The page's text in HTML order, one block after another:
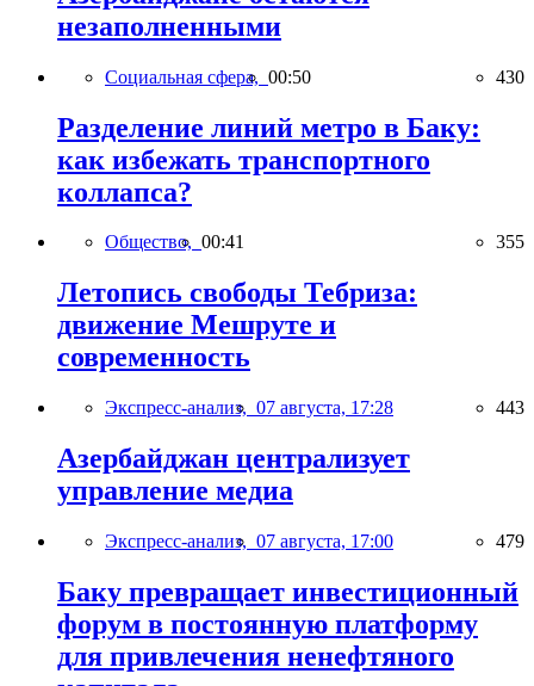
незаполненными
Социальная сфера, 00:50 430
Разделение линий метро в Баку:
как избежать транспортного
коллапса?
Общество, 00:41 355
Летопись свободы Тебриза:
движение Мешруте и
современность
Экспресс-анализ, 07 августа, 17:28 443
Азербайджан централизует
управление медиа
Экспресс-анализ, 07 августа, 17:00 479
Баку превращает инвестиционный
форум в постоянную платформу
для привлечения ненефтяного